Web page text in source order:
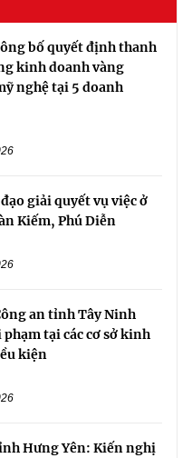
bố quyết định thanh
kinh doanh vàng
nghệ tại 5 doanh
giải quyết vụ việc ở
Kiếm, Phú Diễn
an tỉnh Tây Ninh
tại các cơ sở kinh
kiện
Hưng Yên: Kiến nghị